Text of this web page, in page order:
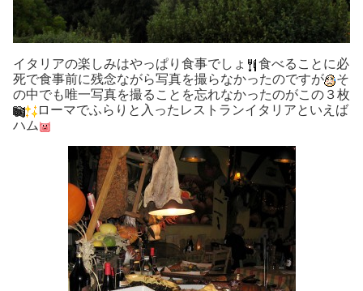
イタリアの楽しみはやっぱり食事でしょ
食べることに必
死で食事前に残念ながら写真を撮らなかったのですが
そ
の中でも唯一写真を撮ることを忘れなかったのがこの３枚
ローマでふらりと入ったレストランイタリアといえば
ハム